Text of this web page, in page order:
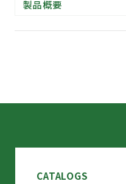
製品概要
CATALOGS